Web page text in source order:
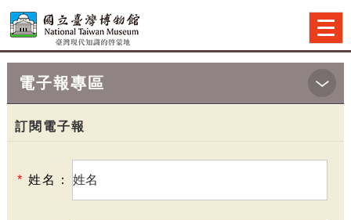
跳到主要內容
網站導覽
前往首頁
電子報專區
首頁>訂閱電子報
訂閱電子報
* 姓名：